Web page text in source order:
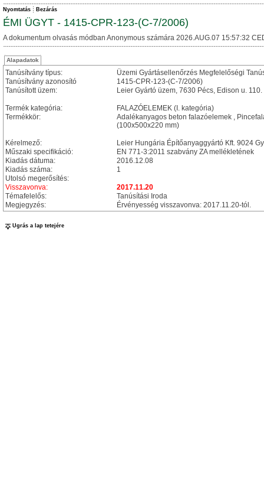
Nyomtatás Bezárás
ÉMI ÜGYT - 1415-CPR-123-(C-7/2006)
A dokumentum olvasás módban Anonymous számára 2026.AUG.07 15:57:32
Alapadatok
Tanúsítvány típus:
Üzemi Gyártásellenőrzés Megfelelőségi
Tanúsítvány azonosító
1415-CPR-123-(C-7/2006)
Tanúsított üzem:
Leier Gyártó üzem, 7630 Pécs, Edison u. 110.
Termék kategória:
FALAZÓELEMEK (I. kategória)
Termékkör:
Adalékanyagos beton falazóelemek ,
(100x500x220 mm)
Kérelmező:
Leier Hungária Építőanyaggyártó Kft. 9024
Műszaki specifikáció:
EN 771-3:2011 szabvány ZA mellékletének
Kiadás dátuma:
2016.12.08
Kiadás száma:
1
Utolsó megerősítés:
Visszavonva:
2017.11.20
Témafelelős:
Tanúsítási Iroda
Megjegyzés:
Érvényesség visszavonva: 2017.11.20-tól.
Ugrás a lap tetejére